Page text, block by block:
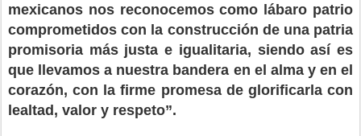
mexicanos nos reconocemos como lábaro patrio
comprometidos con la construcción de una patria
promisoria más justa e igualitaria, siendo así es
que llevamos a nuestra bandera en el alma y en el
corazón, con la firme promesa de glorificarla con
lealtad, valor y respeto”.